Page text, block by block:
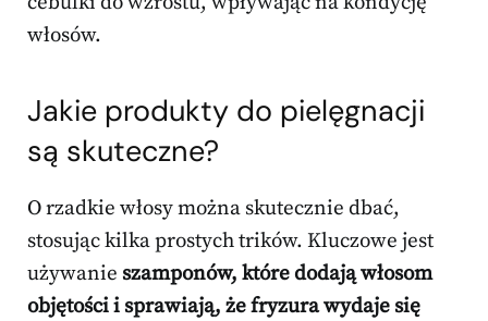
włosów.
Jakie produkty do pielęgnacji
są skuteczne?
O rzadkie włosy można skutecznie dbać,
stosując kilka prostych trików. Kluczowe jest
używanie szamponów, które dodają włosom
objętości i sprawiają, że fryzura wydaje się